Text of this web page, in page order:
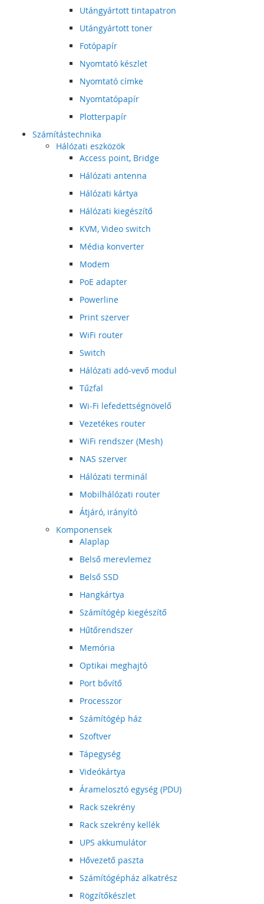
Utángyártott tintapatron
Utángyártott toner
Fotópapír
Nyomtató készlet
Nyomtató címke
Nyomtatópapír
Plotterpapír
Számítástechnika
Hálózati eszközök
Access point, Bridge
Hálózati antenna
Hálózati kártya
Hálózati kiegészítő
KVM, Video switch
Média konverter
Modem
PoE adapter
Powerline
Print szerver
WiFi router
Switch
Hálózati adó-vevő modul
Tűzfal
Wi-Fi lefedettségnövelő
Vezetékes router
WiFi rendszer (Mesh)
NAS szerver
Hálózati terminál
Mobilhálózati router
Átjáró, irányító
Komponensek
Alaplap
Belső merevlemez
Belső SSD
Hangkártya
Számítógép kiegészítő
Hűtőrendszer
Memória
Optikai meghajtó
Port bővítő
Processzor
Számítógép ház
Szoftver
Tápegység
Videókártya
Áramelosztó egység (PDU)
Rack szekrény
Rack szekrény kellék
UPS akkumulátor
Hővezető paszta
Számítógépház alkatrész
Rögzítőkészlet